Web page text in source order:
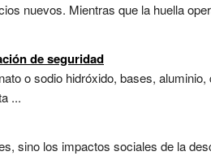
nuevos. Mientras que la huella
de seguridad
o sodio hidróxido, bases,
...
sino los impactos sociales de la